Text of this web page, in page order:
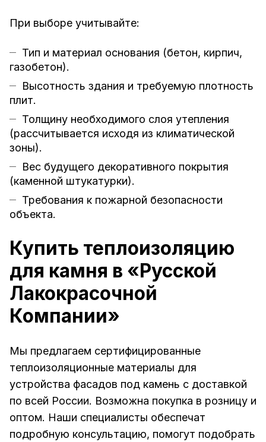
При выборе учитывайте:
Тип и материал основания (бетон, кирпич,
газобетон).
Высотность здания и требуемую плотность
плит.
Толщину необходимого слоя утепления
(рассчитывается исходя из климатической
зоны).
Вес будущего декоративного покрытия
(каменной штукатурки).
Требования к пожарной безопасности
объекта.
Купить теплоизоляцию
для камня в «Русской
Лакокрасочной
Компании»
Мы предлагаем сертифицированные
теплоизоляционные материалы для
устройства фасадов под камень с доставкой
по всей России. Возможна покупка в розницу и
оптом. Наши специалисты обеспечат
подробную консультацию, помогут подобрать